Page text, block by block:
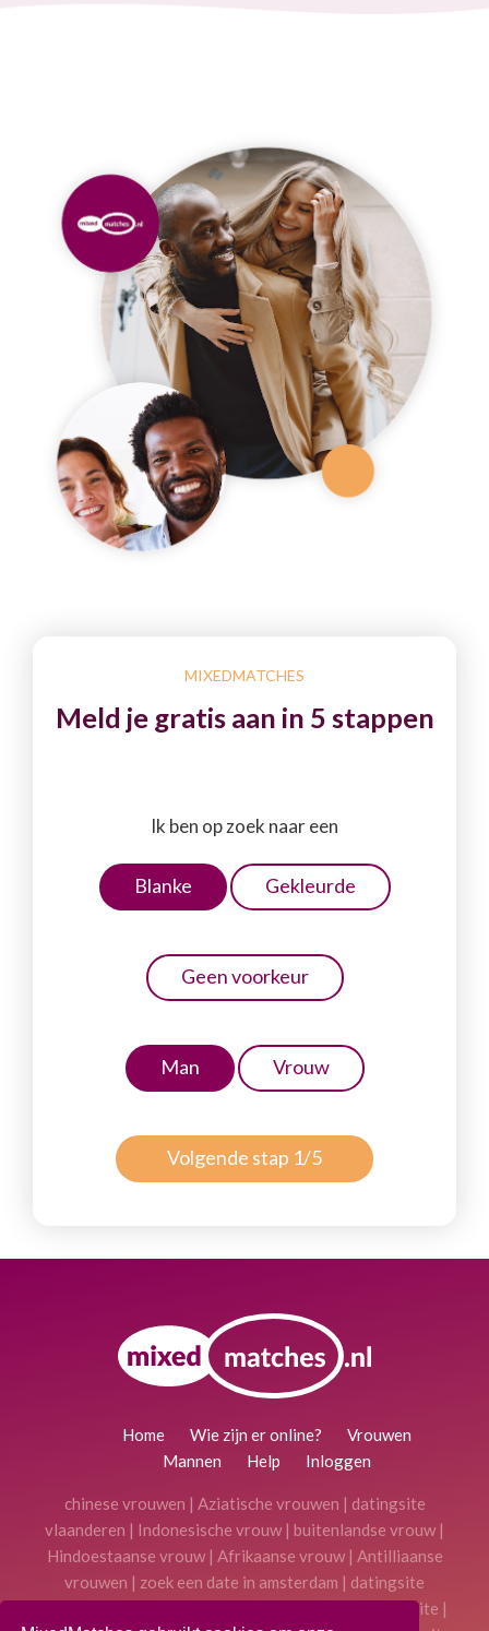
MIXEDMATCHES
Meld je gratis aan in 5 stappen
Ik ben op zoek naar een
Blanke Gekleurde
Geen voorkeur
Man Vrouw
Volgende stap 1/5
Home Wie zijn er online?
Vrouwen
Mannen
Help Inloggen
chinese vrouwen | Aziatische vrouwen | datingsite
vlaanderen | Indonesische vrouw | buitenlandse vrouw |
Hindoestaanse vrouw | Afrikaanse vrouw | Antilliaanse
vrouwen | zoek een date in amsterdam | datingsite
gratis datingsite |